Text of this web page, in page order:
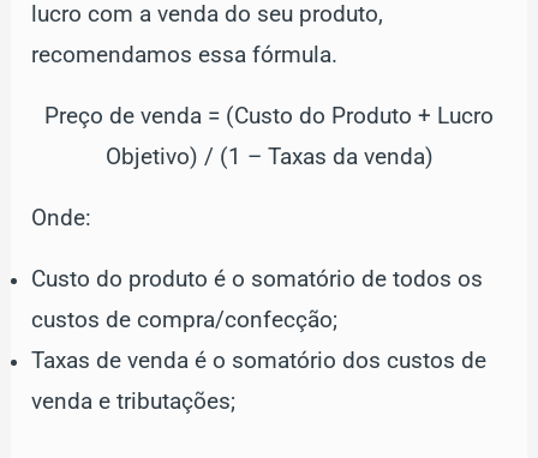
lucro com a venda do seu produto,
recomendamos essa fórmula.
Preço de venda = (Custo do Produto + Lucro
Objetivo) / (1 – Taxas da venda)
Onde:
Custo do produto é o somatório de todos os
custos de compra/confecção;
Taxas de venda é o somatório dos custos de
venda e tributações;